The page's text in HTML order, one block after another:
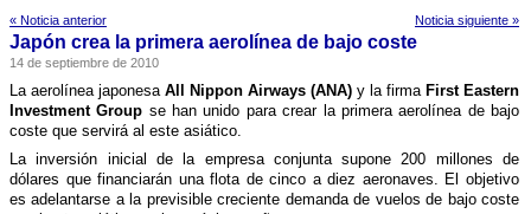
« Noticia anterior Noticia siguiente »
Japón crea la primera aerolí­nea de bajo coste
14 de septiembre de 2010
La aerolí­nea japonesa All Nippon Airways (ANA) y la firma First Eastern
Investment Group se han unido para crear la primera aerolí­nea de bajo
coste que servirá al este asiático.
La inversión inicial de la empresa conjunta supone 200 millones de
dólares que financiarán una flota de cinco a diez aeronaves. El objetivo
es adelantarse a la previsible creciente demanda de vuelos de bajo coste